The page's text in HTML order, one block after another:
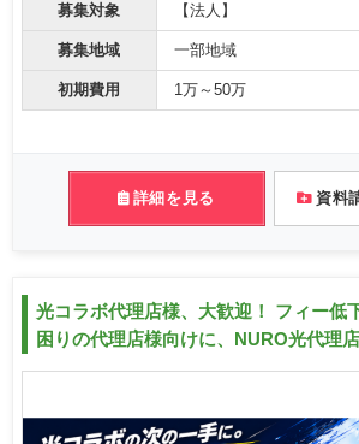
募集対象 【法人】
募集地域 一部地域
初期費用 1万～50万
詳細を見る 資料
光コラボ代理店様、大歓迎！ フィー低
困りの代理店様向けに、NURO光代理